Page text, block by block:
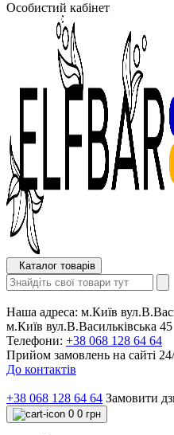
Особистий кабінет
Каталог товарів
Наша адреса: м.Київ
м.Київ вул.В.Васильківська 45
Телефони: +38 068 128 64 64
Прийом замовлень на сайті
До контактів
+38 068 128 64 64 Замовити
0 0 грн